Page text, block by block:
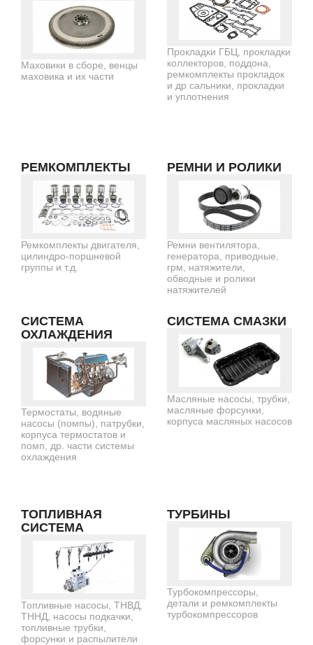
Маховики в сборе, венцы
маховика и их части
Прокладки ГБЦ, прокладки
коллекторов, поддона,
ремкомплекты прокладок
и др сальники, прокладки
и уплотнения
РЕМКОМПЛЕКТЫ
Ремкомплекты двигателя,
цилиндро-поршневой
группы и т.д.
РЕМНИ И РОЛИКИ
Ремни вентилятора,
генератора, приводные,
грм, натяжители,
обводные и ролики
натяжителей
СИСТЕМА
ОХЛАЖДЕНИЯ
Термостаты, водяные
насосы (помпы), патрубки,
корпуса термостатов и
помп, др. части системы
охлаждения
СИСТЕМА СМАЗКИ
Масляные насосы, трубки,
масляные форсунки,
корпуса масляных насосов
ТОПЛИВНАЯ
СИСТЕМА
Топливные насосы, ТНВД,
ТННД, насосы подкачки,
топливные трубки,
форсунки и распылители
ТУРБИНЫ
Турбокомпрессоры,
детали и ремкомплекты
турбокомпрессоров